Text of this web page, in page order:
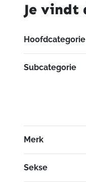
Je vindt
Hoofdcategorie
Subcategorie
Merk
Sekse